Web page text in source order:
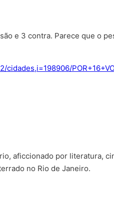
e 3 contra. Parece que o
aficcionado por literatura,
no Rio de Janeiro.